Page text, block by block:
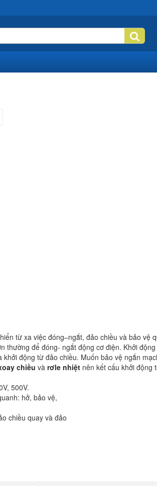
từ xa việc đóng–ngắt, đảo chiều và bảo vệ
thường để đóng- ngắt động cơ điện. Khởi
động từ đảo chiều. Muốn bảo vệ ngắn
chiều vàrơle nhiệt nên kết cấu khởi động
500V.
hở, bảo vệ,
chiều quay và đảo